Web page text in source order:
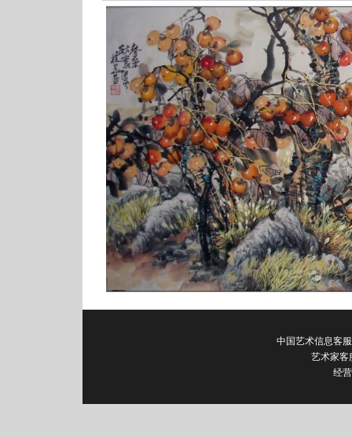
中国艺术信息客服
艺术家客
经